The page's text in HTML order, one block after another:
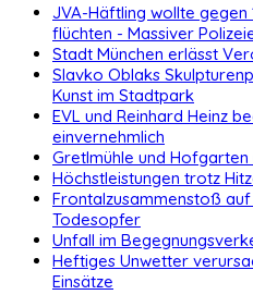
JVA-Häftling wollte gegen
flüchten - Massiver
Stadt München erlässt
Slavko Oblaks
Kunst im Stadtpark
EVL und Reinhard Heinz
einvernehmlich
Gretlmühle und
Höchstleistungen trotz
Frontalzusammenstoß
Todesopfer
Unfall im
Heftiges Unwetter
Einsätze